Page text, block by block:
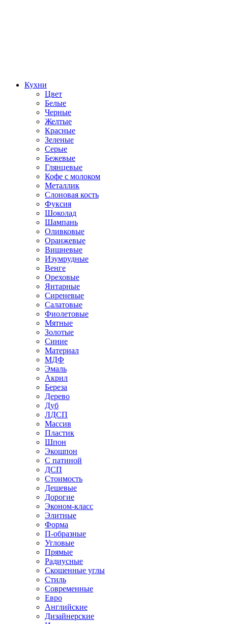
Кухни
Цвет
Белые
Черные
Желтые
Красные
Зеленые
Серые
Бежевые
Глянцевые
Кофе с молоком
Металлик
Слоновая кость
Фуксия
Шоколад
Шампань
Оливковые
Оранжевые
Вишневые
Изумрудные
Венге
Ореховые
Янтарные
Сиреневые
Салатовые
Фиолетовые
Мятные
Золотые
Синие
Материал
МДФ
Эмаль
Акрил
Береза
Дерево
Дуб
ЛДСП
Массив
Пластик
Шпон
Экошпон
С патиной
ДСП
Стоимость
Дешевые
Дорогие
Эконом-класс
Элитные
Форма
П-образные
Угловые
Прямые
Радиусные
Скошенные углы
Стиль
Современные
Евро
Английские
Дизайнерские